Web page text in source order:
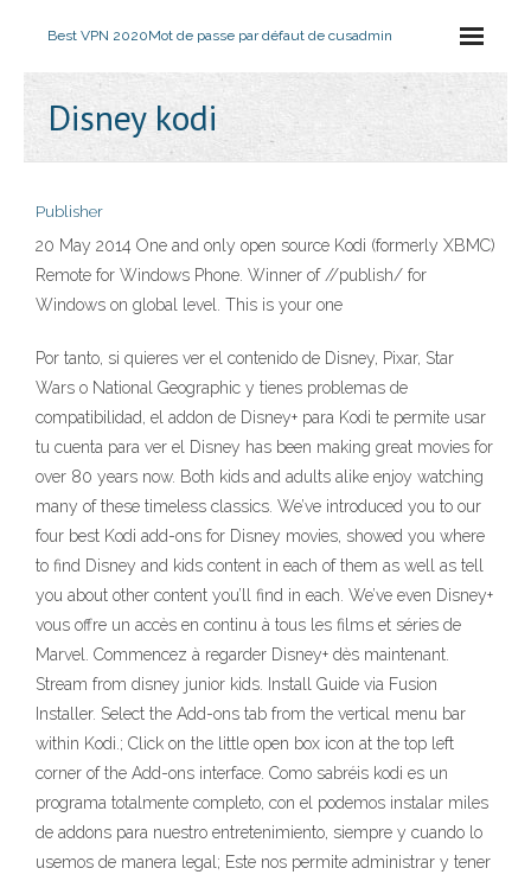
Best VPN 2020Mot de passe par défaut de cusadmin
Disney kodi
Publisher
20 May 2014 One and only open source Kodi (formerly XBMC)
Remote for Windows Phone. Winner of //publish/ for
Windows on global level. This is your one
Por tanto, si quieres ver el contenido de Disney, Pixar, Star
Wars o National Geographic y tienes problemas de
compatibilidad, el addon de Disney+ para Kodi te permite usar
tu cuenta para ver el Disney has been making great movies for
over 80 years now. Both kids and adults alike enjoy watching
many of these timeless classics. We’ve introduced you to our
four best Kodi add-ons for Disney movies, showed you where
to find Disney and kids content in each of them as well as tell
you about other content you’ll find in each. We’ve even Disney+
vous offre un accès en continu à tous les films et séries de
Marvel. Commencez à regarder Disney+ dès maintenant.
Stream from disney junior kids. Install Guide via Fusion
Installer. Select the Add-ons tab from the vertical menu bar
within Kodi.; Click on the little open box icon at the top left
corner of the Add-ons interface. Como sabréis kodi es un
programa totalmente completo, con el podemos instalar miles
de addons para nuestro entretenimiento, siempre y cuando lo
usemos de manera legal; Este nos permite administrar y tener